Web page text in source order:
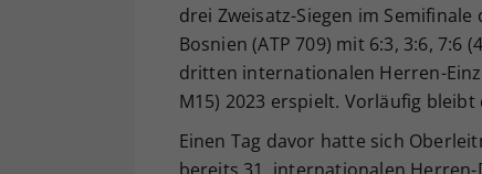
drei Zweisatz-Siegen im
Bosnien (ATP 709) mit 6:3, 3:6,
dritten internationalen Herren-
M15) 2023 erspielt. Vorläufig
Einen Tag davor hatte sich